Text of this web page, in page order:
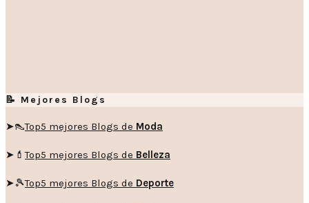
📝 Mejores Blogs
➤👠Top5 mejores Blogs de Moda
➤💄Top5 mejores Blogs de Belleza
➤🎾Top5 mejores Blogs de Deporte